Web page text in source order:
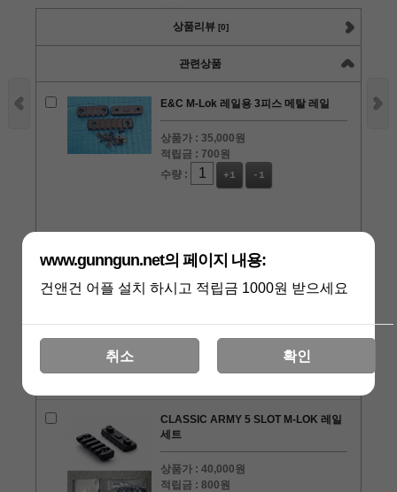
상품리뷰 [0]
관련상품
E&C M-Lok 레일용 3피스 메탈 레일
상품가 :35,000원
적립금 :700원
수량 :
+1 -1
CLASSIC ARMY 9 SLOT M-LOK 레일
세트
수량 :
+1 -1
CLASSIC ARMY 5 SLOT M-LOK 레일
세트
상품가 :40,000원
적립금 :800원
www.gunngun.net의 페이지 내용:
건앤건 어플 설치 하시고 적립금 1000원 받으세요
취소 확인